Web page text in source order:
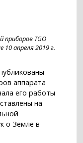
TGO
10 апреля 2019 г.
аппарата
его работы
на
о Земле в